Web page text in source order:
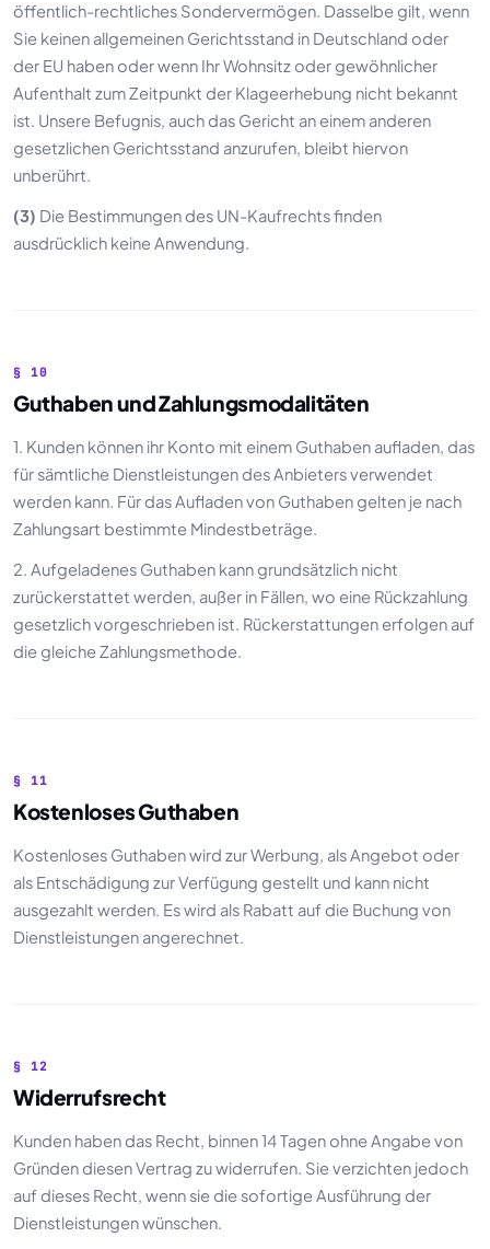
öffentlich-rechtliches Sondervermögen. Dasselbe gilt, wenn
Sie keinen allgemeinen Gerichtsstand in Deutschland oder
der EU haben oder wenn Ihr Wohnsitz oder gewöhnlicher
Aufenthalt zum Zeitpunkt der Klageerhebung nicht bekannt
ist. Unsere Befugnis, auch das Gericht an einem anderen
gesetzlichen Gerichtsstand anzurufen, bleibt hiervon
unberührt.
(3) Die Bestimmungen des UN-Kaufrechts finden
ausdrücklich keine Anwendung.
§ 10
Guthaben und Zahlungsmodalitäten
1. Kunden können ihr Konto mit einem Guthaben aufladen, das
für sämtliche Dienstleistungen des Anbieters verwendet
werden kann. Für das Aufladen von Guthaben gelten je nach
Zahlungsart bestimmte Mindestbeträge.
2. Aufgeladenes Guthaben kann grundsätzlich nicht
zurückerstattet werden, außer in Fällen, wo eine Rückzahlung
gesetzlich vorgeschrieben ist. Rückerstattungen erfolgen auf
die gleiche Zahlungsmethode.
§ 11
Kostenloses Guthaben
Kostenloses Guthaben wird zur Werbung, als Angebot oder
als Entschädigung zur Verfügung gestellt und kann nicht
ausgezahlt werden. Es wird als Rabatt auf die Buchung von
Dienstleistungen angerechnet.
§ 12
Widerrufsrecht
Kunden haben das Recht, binnen 14 Tagen ohne Angabe von
Gründen diesen Vertrag zu widerrufen. Sie verzichten jedoch
auf dieses Recht, wenn sie die sofortige Ausführung der
Dienstleistungen wünschen.